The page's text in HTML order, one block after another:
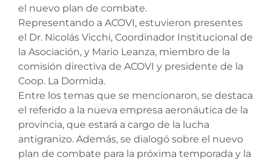
el nuevo plan de combate.
Representando a ACOVI, estuvieron presentes
el Dr. Nicolás Vicchi, Coordinador Institucional de
la Asociación, y Mario Leanza, miembro de la
comisión directiva de ACOVI y presidente de la
Coop. La Dormida.
Entre los temas que se mencionaron, se destaca
el referido a la nueva empresa aeronáutica de la
provincia, que estará a cargo de la lucha
antigranizo. Además, se dialogó sobre el nuevo
plan de combate para la próxima temporada y la